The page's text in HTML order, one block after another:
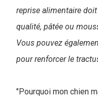
reprise alimentaire
qualité, pâtée ou
Vous pouvez
pour renforcer le
"Pourquoi mon chien